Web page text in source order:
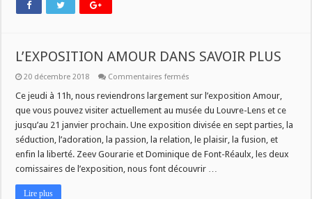
L’EXPOSITION AMOUR DANS SAVOIR PLUS
20 décembre 2018 Commentaires fermés
AMOUR
SAVOIR
PLUS
Ce jeudi à 11h, nous reviendrons largement sur l’exposition Amour,
que vous pouvez visiter actuellement au musée du Louvre-Lens et ce
jusqu’au 21 janvier prochain. Une exposition divisée en sept parties, la
séduction, l’adoration, la passion, la relation, le plaisir, la fusion, et
enfin la liberté. Zeev Gourarie et Dominique de Font-Réaulx, les deux
comissaires de l’exposition, nous font découvrir …
Lire plus